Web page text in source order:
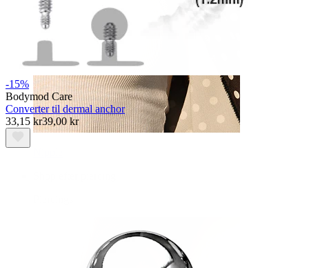
-15%
Bodymod Care
Converter til dermal anchor
33,15 kr39,00 kr